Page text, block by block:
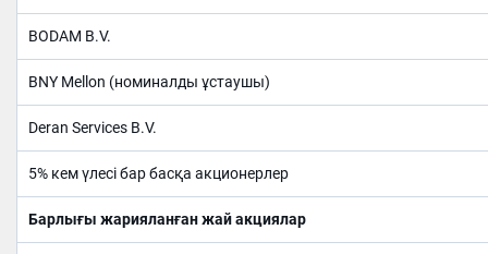
BODAM B.V.
BNY Mellon (номиналды ұстаушы)
Deran Services B.V.
5% кем үлесі бар басқа акционерлер
Барлығы жарияланған жай акциялар